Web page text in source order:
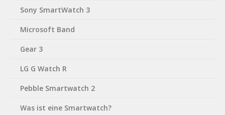
Sony SmartWatch 3
Microsoft Band
Gear 3
LG G Watch R
Pebble Smartwatch 2
Was ist eine Smartwatch?